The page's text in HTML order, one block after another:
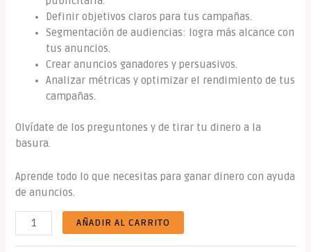
Definir objetivos claros para tus campañas.
Segmentación de audiencias: logra más alcance con
tus anuncios.
Crear anuncios ganadores y persuasivos.
Analizar métricas y optimizar el rendimiento de tus
campañas.
Olvídate de los preguntones y de tirar tu dinero a la
basura.
Aprende todo lo que necesitas para ganar dinero con ayuda
de anuncios.
AÑADIR AL CARRITO